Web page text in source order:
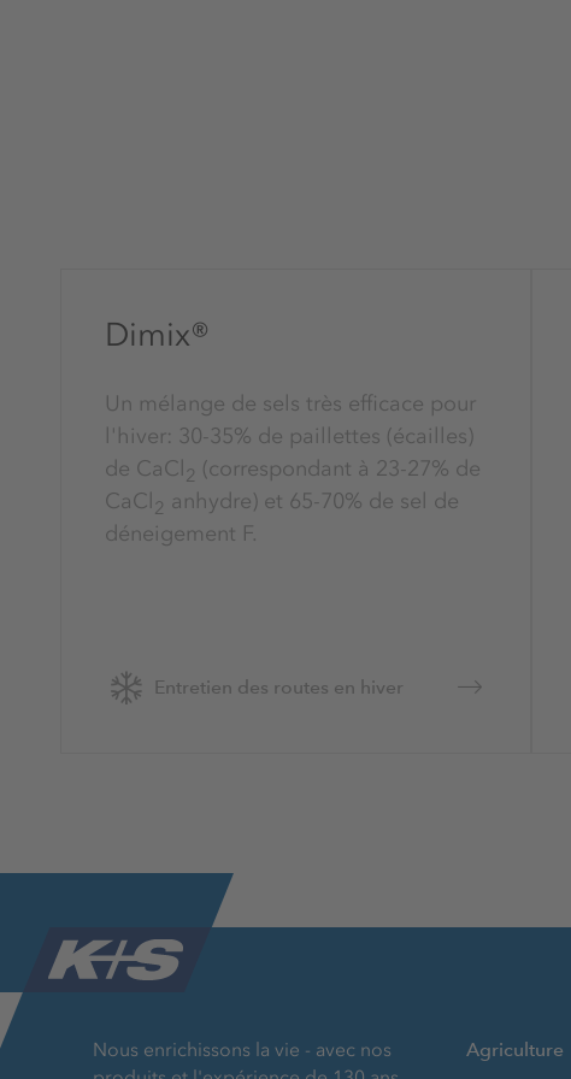
Dimix®
Un mélange de sels très efficace pour
l'hiver: 30-35% de paillettes (écailles)
de CaCl 2 (correspondant à 23-27% de
CaCl 2 anhydre) et 65-70% de sel de
déneigement F.
Entretien des routes en hiver
Nous enrichissons la vie - avec nos
Agriculture